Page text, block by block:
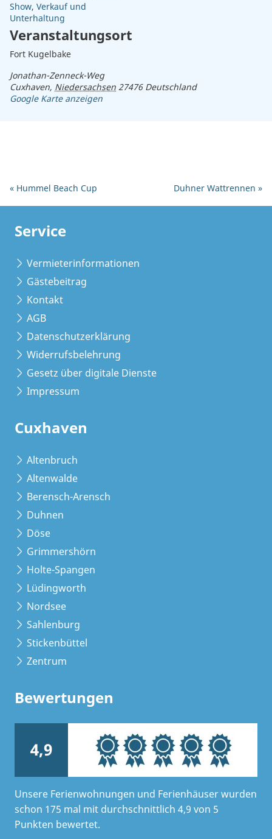
Show, Verkauf und
Unterhaltung
Veranstaltungsort
Fort Kugelbake
Jonathan-Zenneck-Weg
Cuxhaven, Niedersachsen 27476 Deutschland
Google Karte anzeigen
« Hummel Beach Cup Duhner Wattrennen »
Service
Vermieterinformationen
Gästebeitrag
Kontakt
AGB
Datenschutzerklärung
Widerrufsbelehrung
Gesetz über digitale Dienste
Impressum
Cuxhaven
Altenbruch
Altenwalde
Berensch-Arensch
Duhnen
Döse
Grimmershörn
Holte-Spangen
Lüdingworth
Nordsee
Sahlenburg
Stickenbüttel
Zentrum
Bewertungen
4,9
Unsere Ferienwohnungen und Ferienhäuser wurden
schon 175 mal mit durchschnittlich 4,9 von 5
Punkten bewertet.